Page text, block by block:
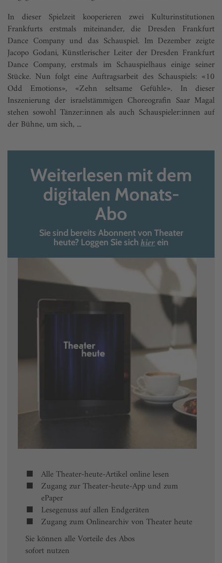
In dieser Spielzeit kooperieren zwei Kulturinstitutionen
Frankfurts erstmals miteinander, die Dresden Frankfurt
Dance Company und das Schauspiel. Im Dezember zeigte
Jacopo Godani, Künstlerischer Leiter der Dresden Frankfurt
Dance Company, erstmals im Schauspielhaus einige seiner
Stücke. Nun folgt eine Auftragsarbeit des Schauspiels: «10
Odd Emotions», «Zehn seltsame Gefühle». In dieser
Inszenierung der israelstämmigen Choreografin Saar Magal
stehen sowohl Tänzer:innen als auch Schauspieler:innen auf
der Bühne, um sich, ...
Weiterlesen mit dem
digitalen Monats-
Abo
Sie sind bereits Abonnent von Theater
heute? Loggen Sie sich hierein
Alle Theater-heute-Artikel online lesen
Zugang zur Theater-heute-App und zum
ePaper
Lesegenuss auf allen Endgeräten
Zugang zum Onlinearchiv von Theater heute
Sie können alle Vorteile des Abos
sofort nutzen